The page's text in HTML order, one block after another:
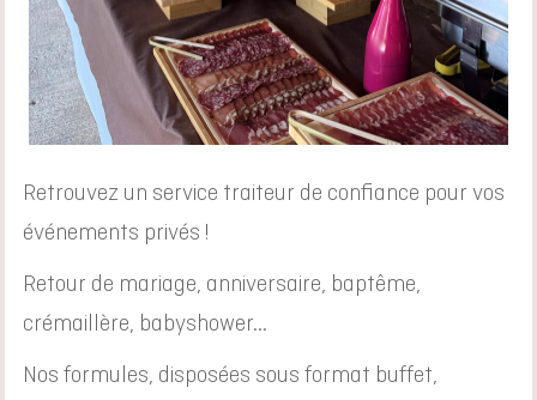
Retrouvez un service traiteur de confiance pour vos
événements privés !
Retour de mariage, anniversaire, baptême,
crémaillère, babyshower...
Nos formules, disposées sous format buffet,